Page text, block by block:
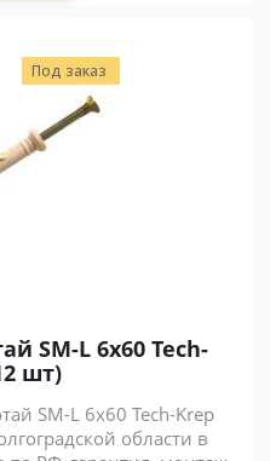
Под заказ
SM-L 6х60 Tech-
шт)
SM-L 6х60 Tech-Krep
области в